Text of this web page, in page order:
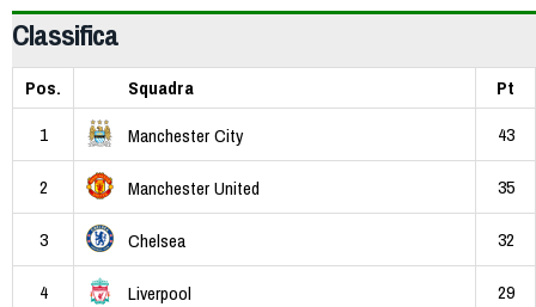
Classifica
Pos. Squadra
Pt
1
Manchester City 43
2 Manchester United 35
3 Chelsea 32
4 Liverpool 29